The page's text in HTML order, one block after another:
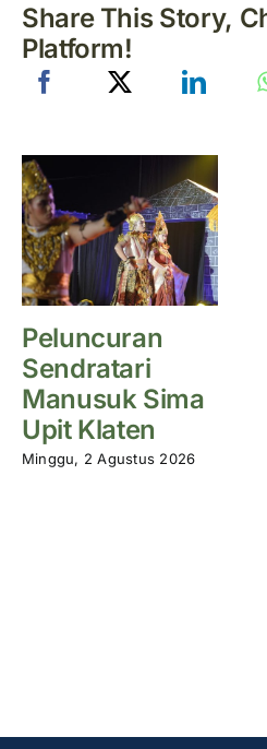
Share This Story,
Platform!
Peluncuran
Sendratari
Manusuk Sima
Upit Klaten
Minggu, 2 Agustus 2026